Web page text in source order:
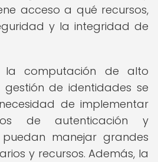
acceso a qué recursos,
y la integridad de
la computación de alto
de identidades se
de implementar
de autenticación y
manejar grandes
y recursos. Además, la